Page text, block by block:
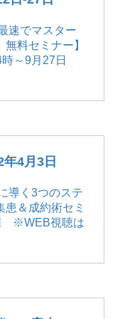
速でマスター
料セミナー】
～9月27日
4月3日
導く3つのステ
患＆成約術セミ
※WEB視聴は